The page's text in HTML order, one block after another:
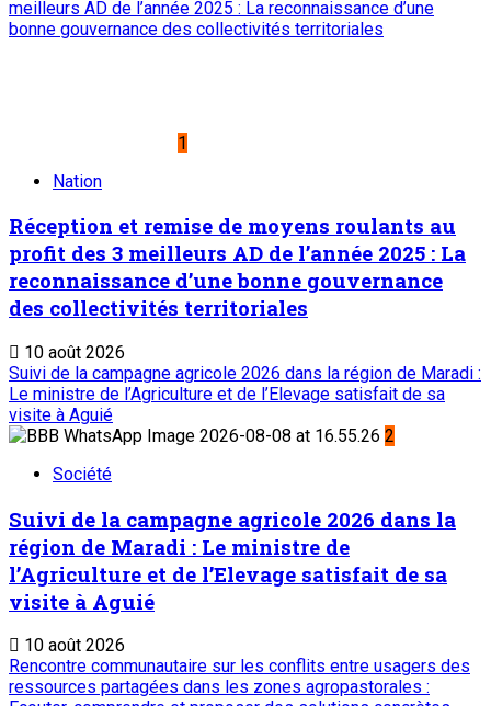
meilleurs AD de l’année 2025 : La reconnaissance d’une
bonne gouvernance des collectivités territoriales
1
Nation
Réception et remise de moyens roulants au
profit des 3 meilleurs AD de l’année 2025 : La
reconnaissance d’une bonne gouvernance
des collectivités territoriales
10 août 2026
Suivi de la campagne agricole 2026 dans la région de Maradi :
Le ministre de l’Agriculture et de l’Elevage satisfait de sa
visite à Aguié
2
Société
Suivi de la campagne agricole 2026 dans la
région de Maradi : Le ministre de
l’Agriculture et de l’Elevage satisfait de sa
visite à Aguié
10 août 2026
Rencontre communautaire sur les conflits entre usagers des
ressources partagées dans les zones agropastorales :